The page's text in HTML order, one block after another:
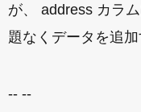
が、 address カラ
題なくデータを追加
-- --